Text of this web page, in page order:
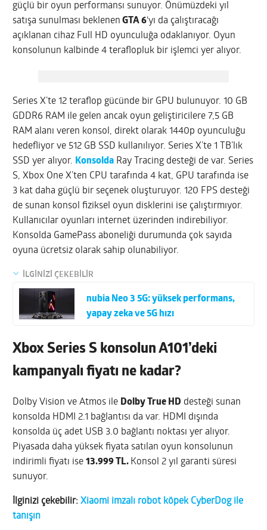
güçlü bir oyun performansı sunuyor. Önümüzdeki yıl
satışa sunulması beklenen GTA 6‘yı da çalıştıracağı
açıklanan cihaz Full HD oyunculuğa odaklanıyor. Oyun
konsolunun kalbinde 4 teraflopluk bir işlemci yer alıyor.
Series X’te 12 teraflop gücünde bir GPU bulunuyor. 10 GB
GDDR6 RAM ile gelen ancak oyun geliştiricilere 7,5 GB
RAM alanı veren konsol, direkt olarak 1440p oyunculuğu
hedefliyor ve 512 GB SSD kullanılıyor. Series X’te 1 TB’lık
SSD yer alıyor. Konsolda Ray Tracing desteği de var. Series
S, Xbox One X’ten CPU tarafında 4 kat, GPU tarafında ise
3 kat daha güçlü bir seçenek oluşturuyor. 120 FPS desteği
de sunan konsol fiziksel oyun disklerini ise çalıştırmıyor.
Kullanıcılar oyunları internet üzerinden indirebiliyor.
Konsolda GamePass aboneliği durumunda çok sayıda
oyuna ücretsiz olarak sahip olunabiliyor.
İLGİNİZİ ÇEKEBİLİR
nubia Neo 3 5G: yüksek performans,
yapay zeka ve 5G hızı
Xbox Series S konsolun A101’deki
kampanyalı fiyatı ne kadar?
Dolby Vision ve Atmos ile Dolby True HD desteği sunan
konsolda HDMI 2.1 bağlantısı da var. HDMI dışında
konsolda üç adet USB 3.0 bağlantı noktası yer alıyor.
Piyasada daha yüksek fiyata satılan oyun konsolunun
indirimli fiyatı ise13.999 TL. Konsol 2 yıl garanti süresi
sunuyor.
İlginizi çekebilir:Xiaomi imzalı robot köpek CyberDog ile
tanışın